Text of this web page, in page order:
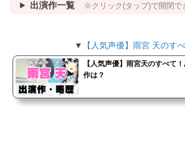
出演作一覧 ※クリック(タップ)で開閉で
▼ 【人気声優】雨宮 天のす
【人気声優】雨宮天のすべて
作は？